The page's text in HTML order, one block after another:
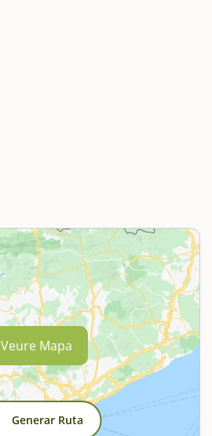
Generar Ruta
Veure Mapa